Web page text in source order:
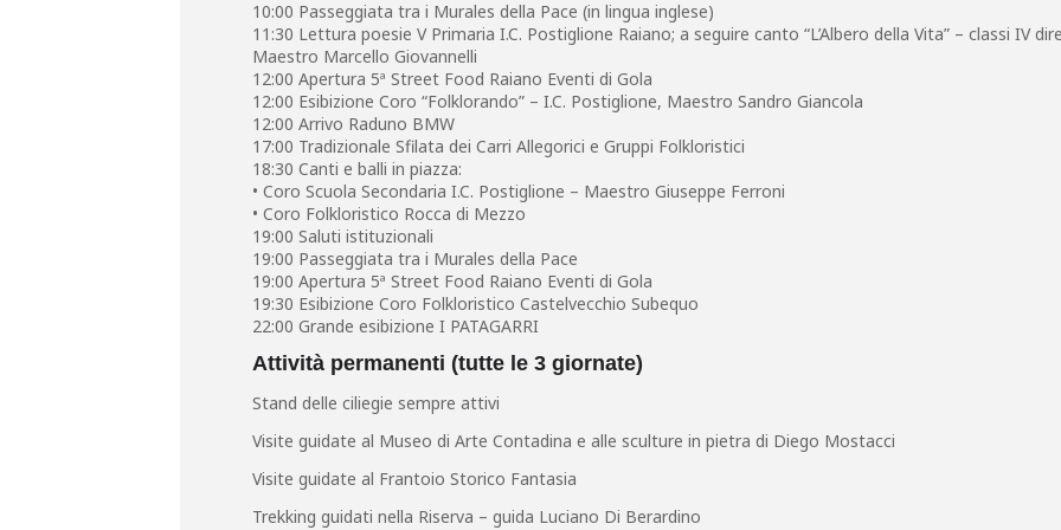
10:00 Passeggiata tra i Murales della Pace (in lingua inglese)
11:30 Lettura poesie V Primaria I.C. Postiglione Raiano; a seguire canto “L’Albero della Vita” – classi IV
Maestro Marcello Giovannelli
12:00 Apertura 5ª Street Food Raiano Eventi di Gola
12:00 Esibizione Coro “Folklorando” – I.C. Postiglione, Maestro Sandro Giancola
12:00 Arrivo Raduno BMW
17:00 Tradizionale Sfilata dei Carri Allegorici e Gruppi Folkloristici
18:30 Canti e balli in piazza:
• Coro Scuola Secondaria I.C. Postiglione – Maestro Giuseppe Ferroni
• Coro Folkloristico Rocca di Mezzo
19:00 Saluti istituzionali
19:00 Passeggiata tra i Murales della Pace
19:00 Apertura 5ª Street Food Raiano Eventi di Gola
19:30 Esibizione Coro Folkloristico Castelvecchio Subequo
22:00 Grande esibizione I PATAGARRI
Attività permanenti (tutte le 3 giornate)
Stand delle ciliegie sempre attivi
Visite guidate al Museo di Arte Contadina e alle sculture in pietra di Diego Mostacci
Visite guidate al Frantoio Storico Fantasia
Trekking guidati nella Riserva – guida Luciano Di Berardino